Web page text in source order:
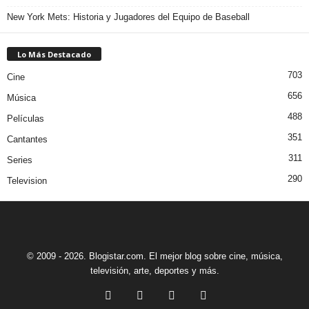
New York Mets: Historia y Jugadores del Equipo de Baseball
Lo Más Destacado
Cine 703
Música 656
Películas 488
Cantantes 351
Series 311
Television 290
© 2009 - 2026. Blogistar.com. El mejor blog sobre cine, música,
televisión, arte, deportes y más.